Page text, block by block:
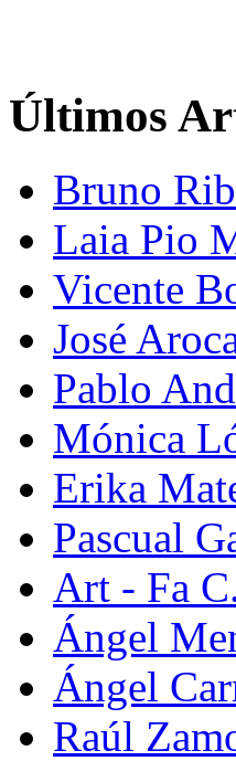
Últimos
Bruno
Laia Pio
Vicente
José
Pablo
Mónica
Erika
Pascual
Art - Fa
Ángel
Ángel
Raúl